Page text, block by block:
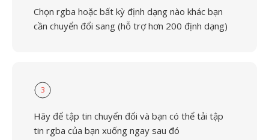
Chọn rgba hoặc bất kỳ định dạng nào khác bạn
cần chuyển đổi sang (hỗ trợ hơn 200 định dạng)
3
Hãy để tập tin chuyển đổi và bạn có thể tải tập
tin rgba của bạn xuống ngay sau đó